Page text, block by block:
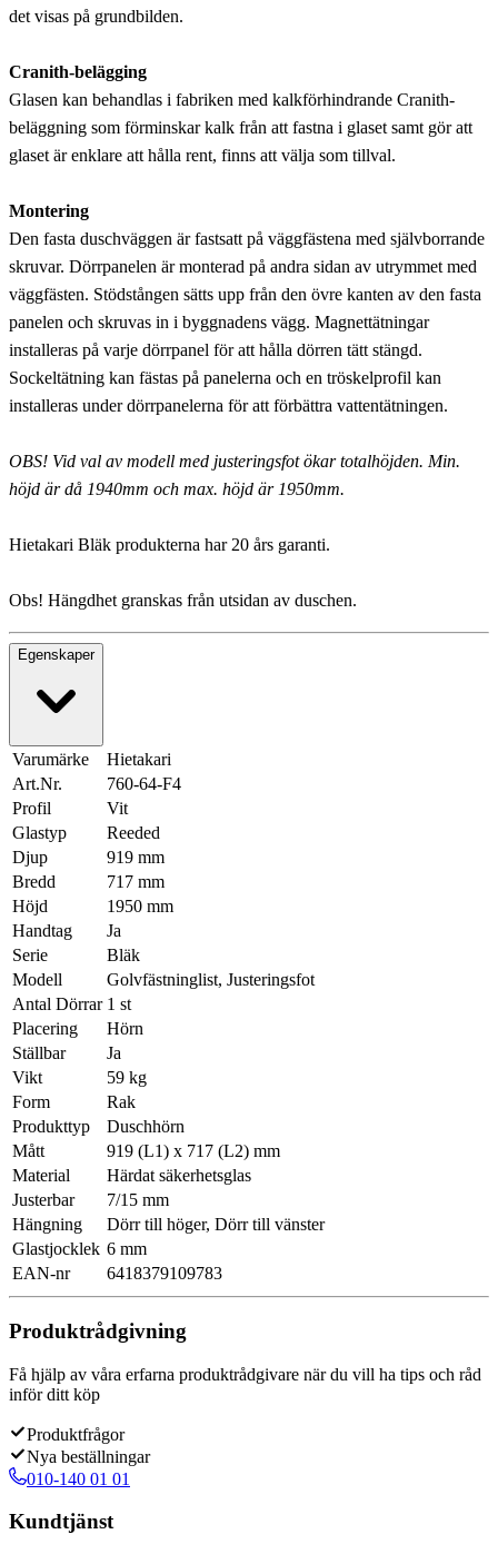
det visas på grundbilden.
Cranith-belägging
Glasen kan behandlas i fabriken med kalkförhindrande Cranith-
beläggning som förminskar kalk från att fastna i glaset samt gör att
glaset är enklare att hålla rent, finns att välja som tillval.
Montering
Den fasta duschväggen är fastsatt på väggfästena med självborrande
skruvar. Dörrpanelen är monterad på andra sidan av utrymmet med
väggfästen. Stödstången sätts upp från den övre kanten av den fasta
panelen och skruvas in i byggnadens vägg. Magnettätningar
installeras på varje dörrpanel för att hålla dörren tätt stängd.
Sockeltätning kan fästas på panelerna och en tröskelprofil kan
installeras under dörrpanelerna för att förbättra vattentätningen.
OBS! Vid val av modell med justeringsfot ökar totalhöjden. Min.
höjd är då 1940mm och max. höjd är 1950mm.
Hietakari Bläk produkterna har 20 års garanti.
Obs! Hängdhet granskas från utsidan av duschen.
Egenskaper
Varumärke
Hietakari
Art.Nr.
760-64-F4
Profil
Vit
Glastyp
Reeded
Djup
919 mm
Bredd
717 mm
Höjd
1950 mm
Handtag
Ja
Serie
Bläk
Modell
Golvfästninglist, Justeringsfot
Antal Dörrar 1 st
Placering
Hörn
Ställbar
Ja
Vikt
59 kg
Form
Rak
Produkttyp
Duschhörn
Mått
919 (L1) x 717 (L2) mm
Material
Härdat säkerhetsglas
Justerbar
7/15 mm
Hängning
Dörr till höger, Dörr till vänster
Glastjocklek 6 mm
EAN-nr
6418379109783
Produktrådgivning
Få hjälp av våra erfarna produktrådgivare när du vill ha tips och råd
inför ditt köp
Produktfrågor
Nya beställningar
010-140 01 01
Kundtjänst